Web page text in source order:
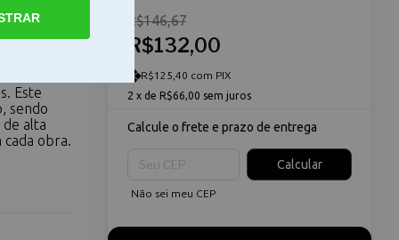
de
Este
sendo
alta
cada obra.
R$132,00
R$146,67
R$125,40 com PIX
2 x de R$66,00 sem juros
Calcule o frete e prazo de entrega
Calcular
Não sei meu CEP